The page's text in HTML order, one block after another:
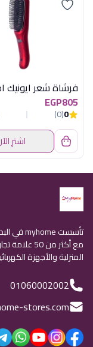
EGP805
0
(0)
اشترِ
مع أكثر من
المنزلية والأجهزة
01060002002
stores.com